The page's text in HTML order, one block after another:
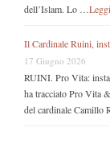
dell’Islam. Lo …
Il Cardinale Ruini,
17 Giugno 2026
RUINI. Pro Vita:
ha tracciato Pro Vita
del cardinale Camillo